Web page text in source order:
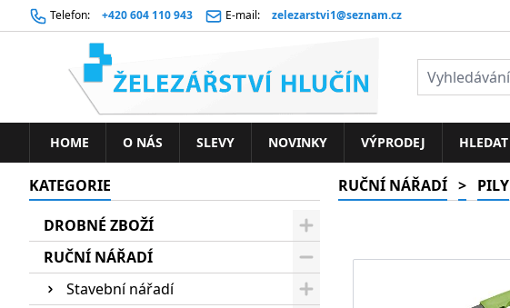
Telefon: +420 604 110 943 E-mail: zelezarstvi1@seznam.cz
HOME O NÁS SLEVY NOVINKY VÝPRODEJ HLEDAT
KATEGORIE
DROBNÉ ZBOŽÍ
RUČNÍ NÁŘADÍ
Stavební nářadí
RUČNÍ NÁŘADÍ > PILY